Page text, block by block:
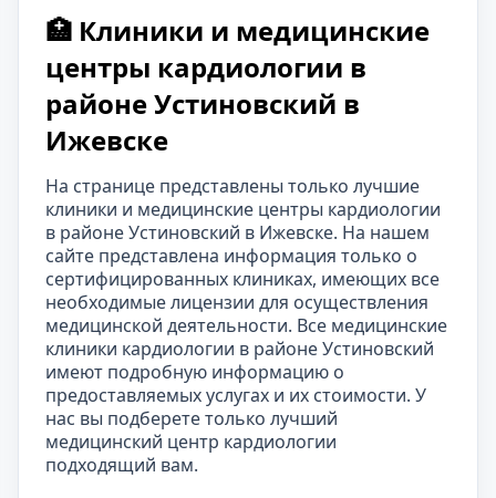
🏥 Клиники и медицинские
центры кардиологии в
районе Устиновский в
Ижевске
На странице представлены только лучшие
клиники и медицинские центры кардиологии
в районе Устиновский в Ижевске. На нашем
сайте представлена информация только о
сертифицированных клиниках, имеющих все
необходимые лицензии для осуществления
медицинской деятельности. Все медицинские
клиники кардиологии в районе Устиновский
имеют подробную информацию о
предоставляемых услугах и их стоимости. У
нас вы подберете только лучший
медицинский центр кардиологии
подходящий вам.